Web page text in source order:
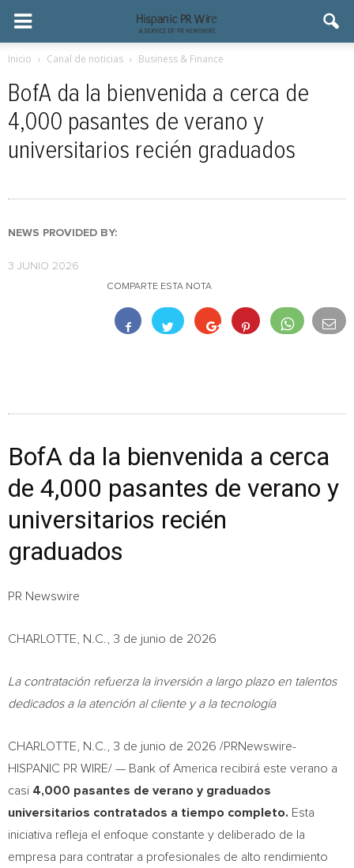
Inicio Canal de noticias Business & Finance
BofA da la bienvenida a cerca de
4,000 pasantes de verano y
universitarios recién graduados
NEWS PROVIDED BY:
3 JUNIO 2026
COMPARTE ESTA NOTA
BofA da la bienvenida a cerca
de 4,000 pasantes de verano y
universitarios recién
graduados
PR Newswire
CHARLOTTE, N.C., 3 de junio de 2026
La contratación refuerza la inversión a largo plazo en talentos
dedicados a la atención al cliente y a la tecnología
CHARLOTTE, N.C. 3 de junio de 2026 /PRNewswire-
HISPANIC PR WIRE/ — Bank of America recibirá este verano a
casi 4,000 pasantes de verano y graduados
universitarios contratados a tiempo completo. Esta
iniciativa refleja el enfoque constante y deliberado de la
empresa para contratar a profesionales de alto rendimiento